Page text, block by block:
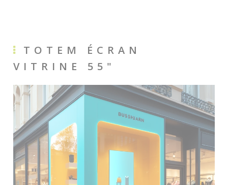
TOTEM ÉCRAN
VITRINE 55"